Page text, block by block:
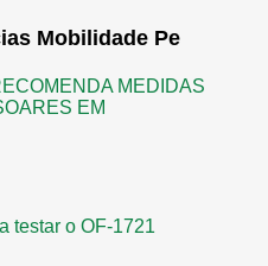
Mobilidade Pe
MEDIDAS
EM
testar o OF-1721